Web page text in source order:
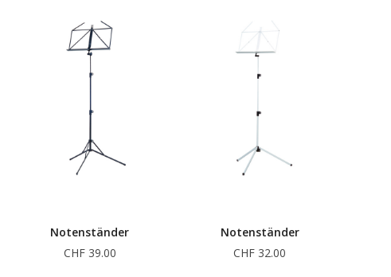
Notenständer
CHF 39.00
Notenständer
CHF 32.00